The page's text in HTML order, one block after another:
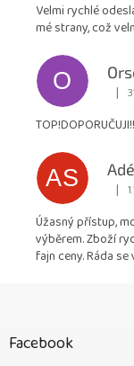
Velmi rychlé
mé strany, což
O |
TOP!DOPORUČUJI!!
AS |
Úžasný přístup,
výběrem. Zboží
fajn ceny. Ráda
Facebook